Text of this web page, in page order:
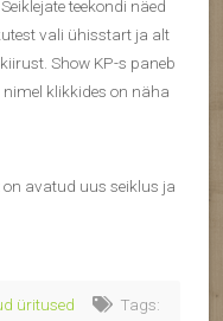
teekondi näed
vali ühisstart ja alt
Show KP-s paneb
klikkides on näha
on avatud uus seiklus ja
üritused
Tags: